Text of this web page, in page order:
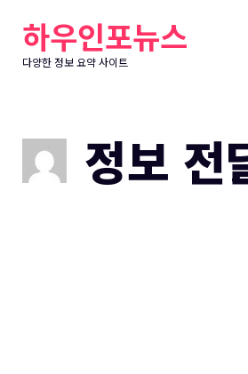
하우인포뉴스
다양한 정보 요약 사이트
정보 전